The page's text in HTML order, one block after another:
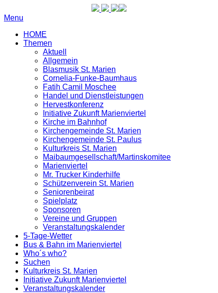
Menu
HOME
Themen
Aktuell
Allgemein
Blasmusik St. Marien
Cornelia-Funke-Baumhaus
Fatih Camil Moschee
Handel und Dienstleistungen
Hervestkonferenz
Initiative Zukunft Marienviertel
Kirche im Bahnhof
Kirchengemeinde St. Marien
Kirchengemeinde St. Paulus
Kulturkreis St. Marien
Maibaumgesellschaft/Martinskomitee
Marienviertel
Mr. Trucker Kinderhilfe
Schützenverein St. Marien
Seniorenbeirat
Spielplatz
Sponsoren
Vereine und Gruppen
Veranstaltungskalender
5-Tage-Wetter
Bus & Bahn im Marienviertel
Who´s who?
Suchen
Kulturkreis St. Marien
Initiative Zukunft Marienviertel
Veranstaltungskalender